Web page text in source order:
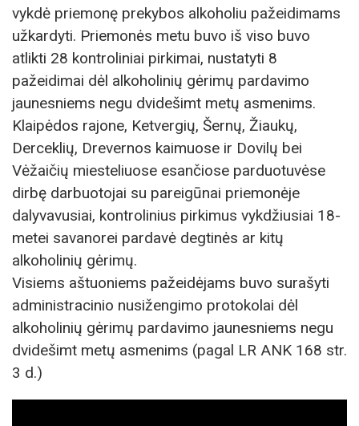
vykdė priemonę prekybos alkoholiu pažeidimams
užkardyti. Priemonės metu buvo iš viso buvo
atlikti 28 kontroliniai pirkimai, nustatyti 8
pažeidimai dėl alkoholinių gėrimų pardavimo
jaunesniems negu dvidešimt metų asmenims.
Klaipėdos rajone, Ketvergių, Šernų, Žiaukų,
Derceklių, Drevernos kaimuose ir Dovilų bei
Vėžaičių miesteliuose esančiose parduotuvėse
dirbę darbuotojai su pareigūnai priemonėje
dalyvavusiai, kontrolinius pirkimus vykdžiusiai 18-
metei savanorei pardavė degtinės ar kitų
alkoholinių gėrimų.
Visiems aštuoniems pažeidėjams buvo surašyti
administracinio nusižengimo protokolai dėl
alkoholinių gėrimų pardavimo jaunesniems negu
dvidešimt metų asmenims (pagal LR ANK 168 str.
3 d.)